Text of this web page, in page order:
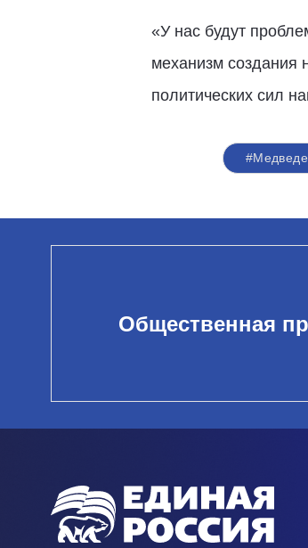
«У нас будут
механизм создания
политических сил
Общественная